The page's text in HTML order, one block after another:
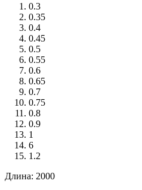
0.3
0.35
0.4
0.45
0.5
0.55
0.6
0.65
0.7
0.75
0.8
0.9
1
6
1.2
Длина: 2000